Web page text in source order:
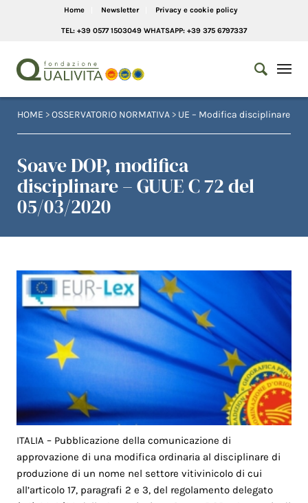
Home Newsletter Privacy e cookie policy
TEL: +39 0577 1503049 WHATSAPP: +39 375 6797337
HOME >OSSERVATORIO NORMATIVA > UE – Modifica disciplinare
Soave DOP, modifica
disciplinare – GUUE C 72 del
05/03/2020
ITALIA – Pubblicazione della comunicazione di
approvazione di una modifica ordinaria al disciplinare di
produzione di un nome nel settore vitivinicolo di cui
all’articolo 17, paragrafi 2 e 3, del regolamento delegato